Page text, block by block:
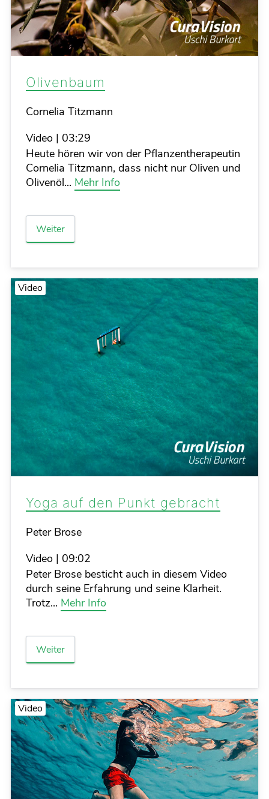
Olivenbaum
Details
Cornelia Titzmann
Video | 03:29
Heute hören wir von der Pflanzentherapeutin
Cornelia Titzmann, dass nicht nur Oliven und
Olivenöl... Mehr Info
Weiter
Video
Yoga auf den Punkt gebracht
Details
Peter Brose
Video | 09:02
Peter Brose besticht auch in diesem Video
durch seine Erfahrung und seine Klarheit.
Trotz... Mehr Info
Weiter
Video